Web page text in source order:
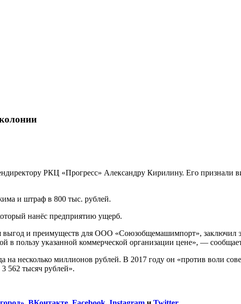
РКЦ «Прогресс» Александру Кирилину. Его признали
и штраф в 800 тыс. рублей.
нанёс предприятию ущерб.
выгод и преимуществ для ООО «Союзобщемашимпорт»,
в пользу указанной коммерческой организации цене», —
несколько миллионов рублей. В 2017 году он «против воли
562 тысяч рублей».